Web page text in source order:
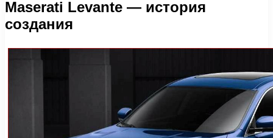
Maserati Levante — история
создания